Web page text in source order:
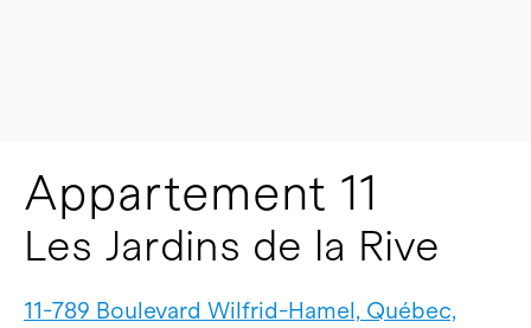
Appartement 11
Les Jardins de la Rive
11-789 Boulevard Wilfrid-Hamel, Québec,